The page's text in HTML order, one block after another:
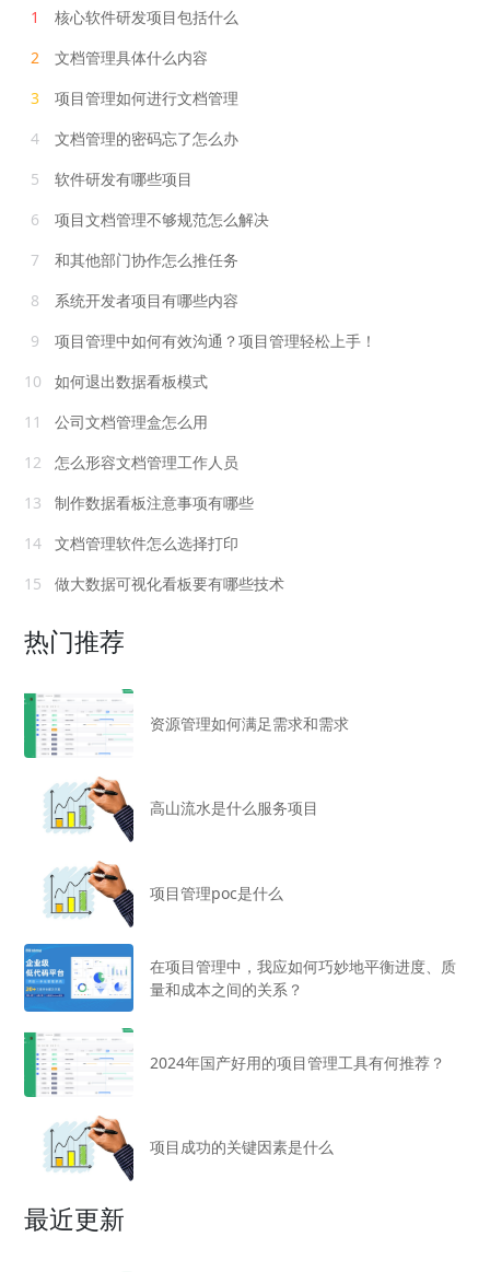
1
核心软件研发项目包括什么
2
文档管理具体什么内容
3
项目管理如何进行文档管理
4
文档管理的密码忘了怎么办
5
软件研发有哪些项目
6
项目文档管理不够规范怎么解决
7
和其他部门协作怎么推任务
8
系统开发者项目有哪些内容
9
项目管理中如何有效沟通？项目管理轻松上手！
10
如何退出数据看板模式
11
公司文档管理盒怎么用
12
怎么形容文档管理工作人员
13
制作数据看板注意事项有哪些
14
文档管理软件怎么选择打印
15
做大数据可视化看板要有哪些技术
热门推荐
资源管理如何满足需求和需求
高山流水是什么服务项目
项目管理poc是什么
在项目管理中，我应如何巧妙地平衡进度、质
量和成本之间的关系？
2024年国产好用的项目管理工具有何推荐？
项目成功的关键因素是什么
最近更新